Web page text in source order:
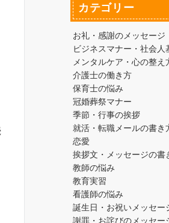
カテゴリー
お礼・感謝のメッセージ
ビジネスマナー・社会人
メンタルケア・心の整え
介護士の働き方
保育士の悩み
冠婚葬祭マナー
季節・行事の挨拶
就活・転職メールの書き
恋愛
挨拶文・メッセージの書
教師の悩み
教育実習
看護師の悩み
誕生日・お祝いメッセー
謝罪・お詫びのメッセー